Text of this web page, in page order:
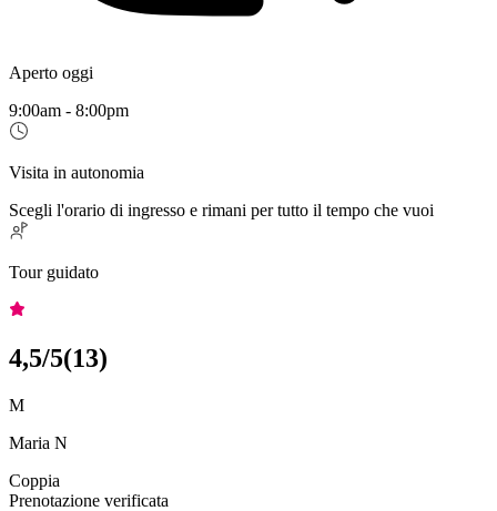
Aperto oggi
9:00am - 8:00pm
Visita in autonomia
Scegli l'orario di ingresso e rimani per tutto il tempo che vuoi
Tour guidato
4,5/5(13)
M
Maria N
Coppia
Prenotazione verificata